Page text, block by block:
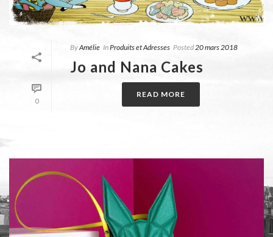
0
ByAmélie InProduits et Adresses Posted20 mars 2018
Jo and Nana Cakes
READ MORE